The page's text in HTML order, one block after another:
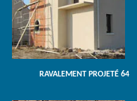
RAVALEMENT PROJETÉ 64